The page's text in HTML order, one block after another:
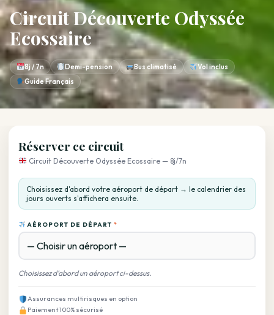
Circuit Découverte Odyssée
Ecossaire
8j / 7n Demi-pension Bus climatisé
Vol inclus
Guide Français
Réserver ce circuit
Circuit Découverte Odyssée Ecossaire — 8j/7n
Choisissez d'abord votre aéroport de départ → le calendrier des
jours ouverts s'affichera ensuite.
AÉROPORT DE DÉPART*
Choisissez d'abord un aéroport ci-dessus.
Assurances multirisques en option
Paiement 100% sécurisé